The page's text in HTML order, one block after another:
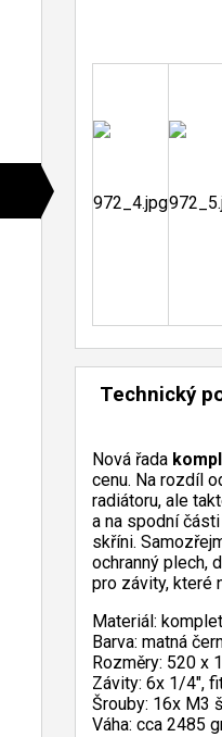
Technický
Nová řada
cenu. Na rozdíl
radiátoru, ale
a na spodní
skříni.
ochranný plech,
pro závity, které
Materiál:
Barva: matná
Rozměry: 520 x
Závity: 6x 1/4",
Šrouby: 16x M3
Váha: cca 2485